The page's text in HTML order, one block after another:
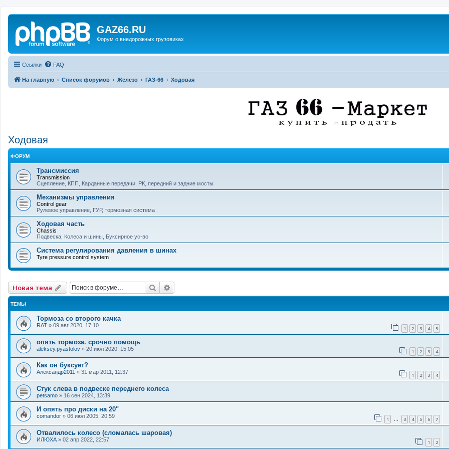
GAZ66.RU
Форум о внедорожных грузовиках
Ссылки FAQ
На главную Список форумов Железо ГАЗ-66 Ходовая
Ходовая
ФОРУМ
Трансмиссия
Transmission
Сцепление, КПП, Карданные передачи, РК, передний и задние мосты
Механизмы управления
Control gear
Рулевое управление, ГУР, тормозная система
Ходовая часть
Chassis
Подвеска, Колеса и шины, Буксирное ус-во
Система регулирования давления в шинах
Tyre pressure control system
Новая тема Поиск
ТЕМЫ
Тормоза со второго качка
RAT » 09 авг 2020, 17:10 1 2 3 4 5
опять тормоза. срочно помощь
aleksey.pyastolov » 20 июл 2020, 15:05 1 2 3 4
Как он буксует?
Александр2011 » 31 мар 2011, 12:37 1 2 3 4
Стук слева в подвеске переднего колеса
petsamo » 16 сен 2024, 13:39
И опять про диски на 20"
comandor » 06 июл 2005, 20:59 1 … 3 4 5 6 7
Отвалилось колесо (сломалась шаровая)
ИЛЮХА » 02 апр 2022, 22:57 1 2